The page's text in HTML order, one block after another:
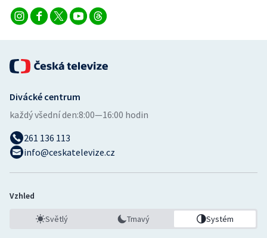
Divácké centrum
každý všední den:8:00—16:00 hodin
261 136 113
info@ceskatelevize.cz
Vzhled
Světlý Tmavý Systém